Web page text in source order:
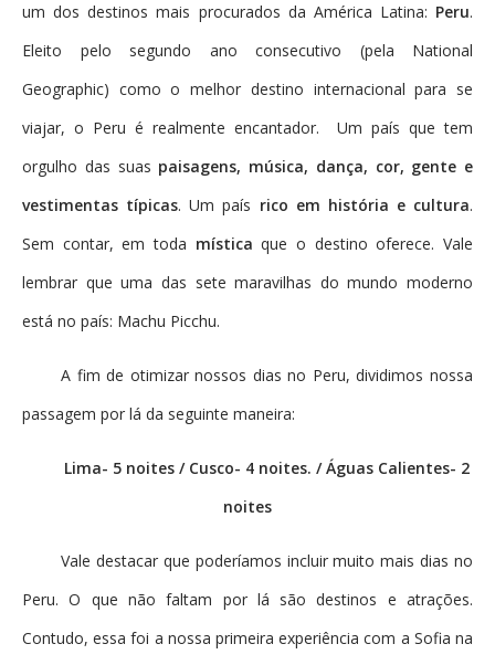
um dos destinos mais procurados da América Latina: Peru.
Eleito pelo segundo ano consecutivo (pela National
Geographic) como o melhor destino internacional para se
viajar, o Peru é realmente encantador. Um país que tem
orgulho das suas paisagens, música, dança, cor, gente e
vestimentas típicas. Um país rico em história e cultura.
Sem contar, em toda mística que o destino oferece. Vale
lembrar que uma das sete maravilhas do mundo moderno
está no país: Machu Picchu.
A fim de otimizar nossos dias no Peru, dividimos nossa
passagem por lá da seguinte maneira:
Lima- 5 noites / Cusco- 4 noites. / Águas Calientes- 2
noites
Vale destacar que poderíamos incluir muito mais dias no
Peru. O que não faltam por lá são destinos e atrações.
Contudo, essa foi a nossa primeira experiência com a Sofia na